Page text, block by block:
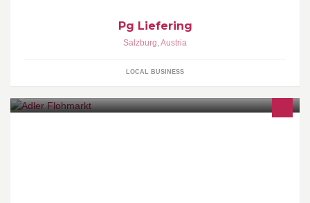
Pg Liefering
Salzburg,Austria
LOCAL BUSINESS